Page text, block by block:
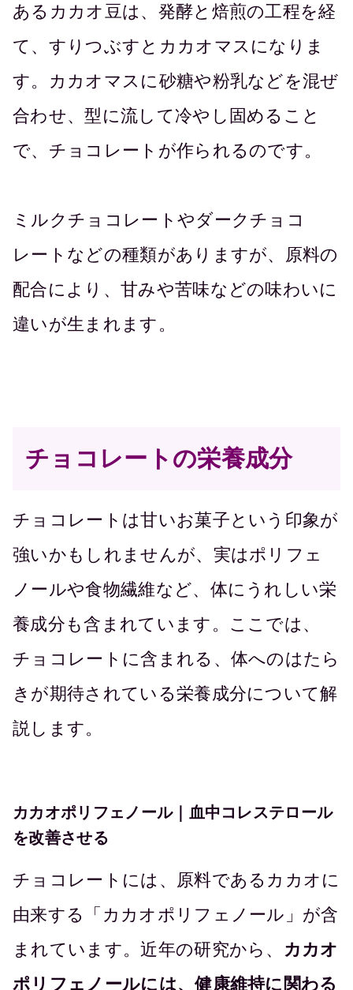
あるカカオ豆は、発酵と焙煎の工程を経
て、すりつぶすとカカオマスになりま
す。カカオマスに砂糖や粉乳などを混ぜ
合わせ、型に流して冷やし固めること
で、チョコレートが作られるのです。
ミルクチョコレートやダークチョコ
レートなどの種類がありますが、原料の
配合により、甘みや苦味などの味わいに
違いが生まれます。
チョコレートの栄養成分
チョコレートは甘いお菓子という印象が
強いかもしれませんが、実はポリフェ
ノールや食物繊維など、体にうれしい栄
養成分も含まれています。ここでは、
チョコレートに含まれる、体へのはたら
きが期待されている栄養成分について解
説します。
カカオポリフェノール｜血中コレステロール
を改善させる
チョコレートには、原料であるカカオに
由来する「カカオポリフェノール」が含
まれています。近年の研究から、 カカオ
ポリフェノールには、健康維持に関わる